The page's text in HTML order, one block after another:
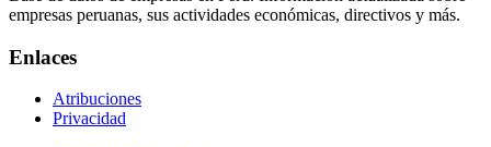
empresas peruanas, sus actividades económicas, directivos y más.
Enlaces
Atribuciones
Privacidad